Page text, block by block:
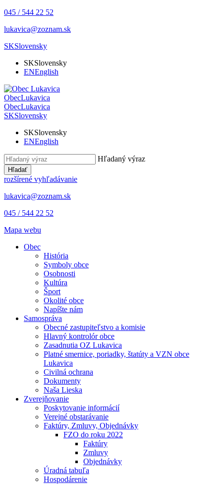
045 / 544 22 52
lukavica@zoznam.sk
SKSlovensky
SKSlovensky
ENEnglish
ObecLukavica
ObecLukavica
SKSlovensky
SKSlovensky
ENEnglish
Hľadaný výraz
Hľadať
rozšírené vyhľadávanie
lukavica@zoznam.sk
045 / 544 22 52
Mapa webu
Obec
História
Symboly obce
Osobnosti
Kultúra
Šport
Okolité obce
Napíšte nám
Samospráva
Obecné zastupiteľstvo a komisie
Hlavný kontrolór obce
Zasadnutia OZ Lukavica
Platné smernice, poriadky, štatúty a VZN obce
Lukavica
Civilná ochrana
Dokumenty
Naša Lieska
Zverejňovanie
Poskytovanie informácií
Verejné obstarávanie
Faktúry, Zmluvy, Objednávky
FZO do roku 2022
Faktúry
Zmluvy
Objednávky
Úradná tabuľa
Hospodárenie